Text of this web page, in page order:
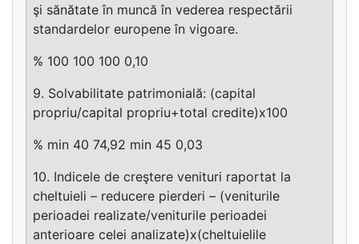
şi sănătate în muncă în vederea respectării
standardelor europene în vigoare.
% 100 100 100 0,10
9. Solvabilitate patrimonială: (capital
propriu/capital propriu+total credite)x100
% min 40 74,92 min 45 0,03
10. Indicele de creştere venituri raportat la
cheltuieli – reducere pierderi – (veniturile
perioadei realizate/veniturile perioadei
anterioare celei analizate)x(cheltuielile